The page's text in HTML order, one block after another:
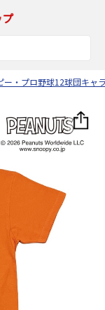
ー・プロ野球12球団キャ